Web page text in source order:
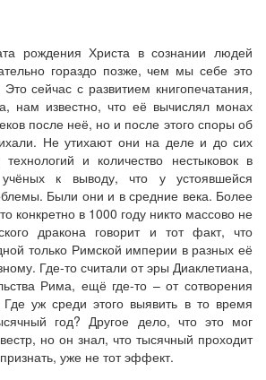
рождения Христа в сознании людей
гораздо позже, чем мы себе это
сейчас с развитием книгопечатания,
нам известно, что её вычислял монах
после неё, но и после этого споры об
Не утихают они на деле и до сих
и количество нестыковок в
учёных к выводу, что у устоявшейся
Были они и в средние века. Более
конкретно в 1000 году никто массово не
дракона говорит и тот факт, что
только Римской империи в разных её
Где-то считали от эры Диаклетиана,
Рима, ещё где-то – от сотворения
уж среди этого выявить в то время
год? Другое дело, что это мог
но он знал, что тысячный проходит
уже не тот эффект.